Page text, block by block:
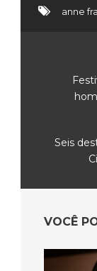
anne
Seis
VOCÊ